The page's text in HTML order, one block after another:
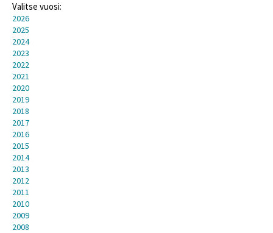
Valitse vuosi:
2026
2025
2024
2023
2022
2021
2020
2019
2018
2017
2016
2015
2014
2013
2012
2011
2010
2009
2008